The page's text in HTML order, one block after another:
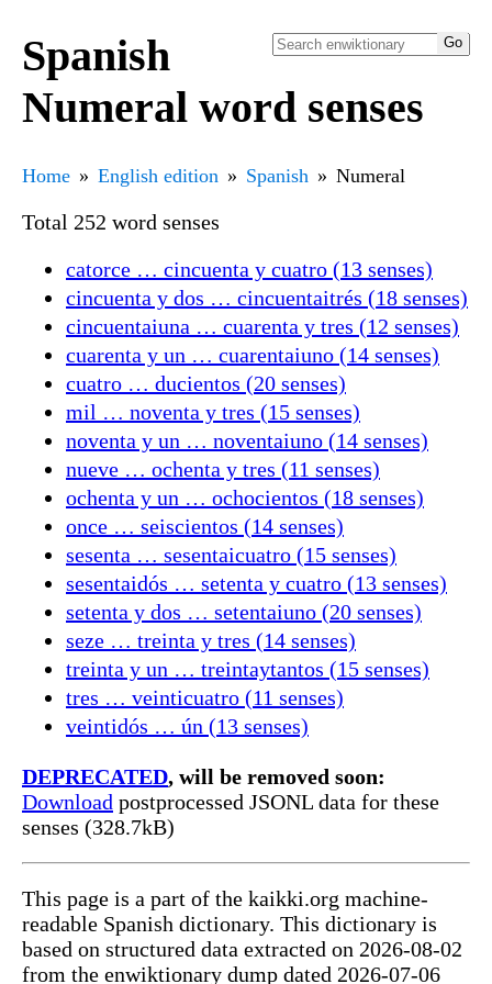
Spanish
Numeral word senses
Home English edition Spanish Numeral
Total 252 word senses
catorce … cincuenta y cuatro (13 senses)
cincuenta y dos … cincuentaitrés (18 senses)
cincuentaiuna … cuarenta y tres (12 senses)
cuarenta y un … cuarentaiuno (14 senses)
cuatro … ducientos (20 senses)
mil … noventa y tres (15 senses)
noventa y un … noventaiuno (14 senses)
nueve … ochenta y tres (11 senses)
ochenta y un … ochocientos (18 senses)
once … seiscientos (14 senses)
sesenta … sesentaicuatro (15 senses)
sesentaidós … setenta y cuatro (13 senses)
setenta y dos … setentaiuno (20 senses)
seze … treinta y tres (14 senses)
treinta y un … treintaytantos (15 senses)
tres … veinticuatro (11 senses)
veintidós … ún (13 senses)
DEPRECATED, will be removed soon:
Download postprocessed JSONL data for these
senses (328.7kB)
This page is a part of the kaikki.org machine-
readable Spanish dictionary. This dictionary is
based on structured data extracted on 2026-08-02
from the enwiktionary dump dated 2026-07-06